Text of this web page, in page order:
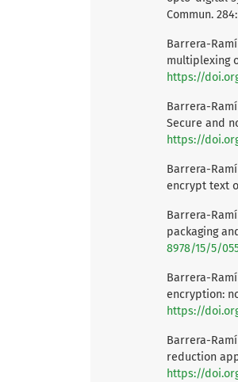
Commun.
Barrera-
multiplexing
https://
Barrera-
Secure and
https://
Barrera-
encrypt text
Barrera-
packaging
8978/15/5/
Barrera-
encryption:
https://
Barrera-
reduction
https://